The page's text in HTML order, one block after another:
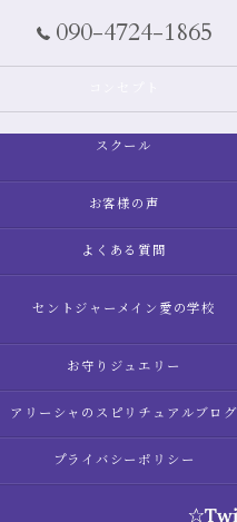
090-4724-1865
スクール
お客様の声
よくある質問
セントジャーメイン愛の学校
お守りジュエリー
アリーシャのスピリチュアルブログ
プライバシーポリシー